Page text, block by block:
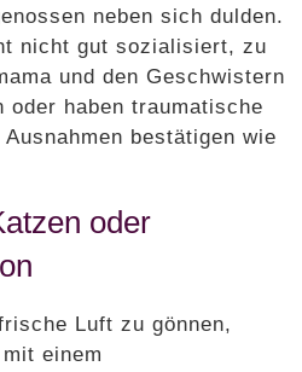
neben sich dulden.
nicht gut sozialisiert, zu
und den Geschwistern
oder haben traumatische
bestätigen wie
oder
Luft zu gönnen,
einem